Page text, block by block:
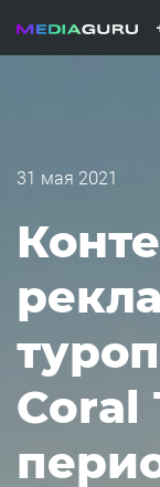
31 мая 2021
Coral